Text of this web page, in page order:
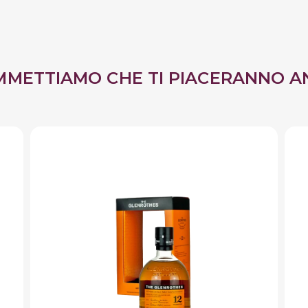
CHE TI PIACERANNO